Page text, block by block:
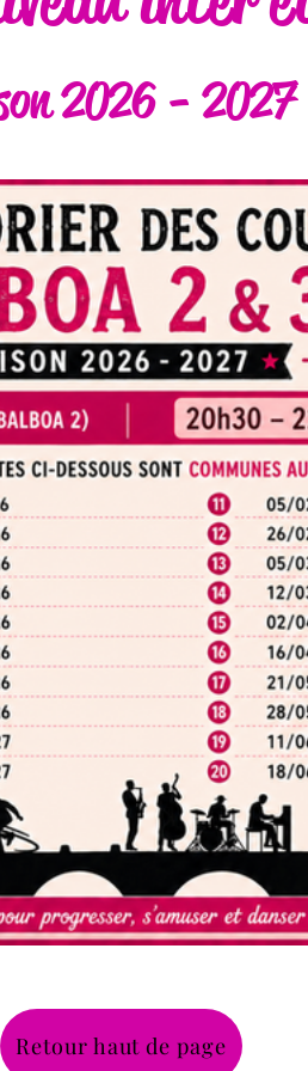
2026 - 2027
Retour haut de page